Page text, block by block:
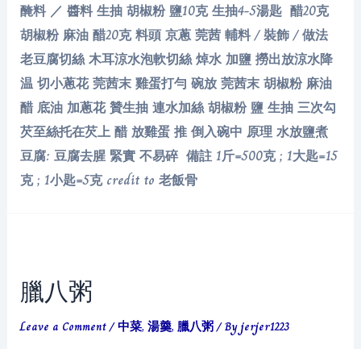
醃料 ／ 醬料 生抽 胡椒粉 鹽10克 生抽4-5湯匙 醋20克
胡椒粉 麻油 醋20克 料頭 京蔥 莞茜 輔料 / 裝飾 / 做法
老豆腐切絲 木耳涼水泡軟切絲 焯水 加鹽 撈出放涼水降
温 切小蔥花 莞茜末 雞蛋打勻 碗放 莞茜末 胡椒粉 麻油
醋 底油 加蔥花 贊生抽 連水加絲 胡椒粉 鹽 生抽 三次勾
芡至絲托在芡上 醋 放雞蛋 推 倒入碗中 原理 水放鹽煮
豆腐: 豆腐去腥 緊實 不易碎 備註 1斤=500克 ; 1大匙=15
克 ; 1小匙=5克 credit to 老飯骨
臘八粥
Leave a Comment/中菜,湯羹,臘八粥/ Byjerjer1223